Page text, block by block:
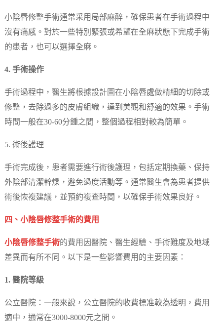
小陰唇修整手術通常采用局部麻醉，確保患者在手術過程中
沒有痛感。對於一些特別緊張或希望在全麻狀態下完成手術
的患者，也可以選擇全麻。
4. 手術操作
手術過程中，醫生將根據設計圖在小陰唇處做精細的切除或
修整，去除過多的皮膚組織，達到美觀和舒適的效果。手術
時間一般在30-60分鍾之間，整個過程相對較為簡單。
5. 術後護理
手術完成後，患者需要進行術後護理，包括定期換藥、保持
外陰部清潔幹燥，避免過度活動等。通常醫生會為患者提供
術後恢複建議，並預約複查時間，以確保手術效果良好。
四、小陰唇修整手術的費用
小陰唇修整手術的費用因醫院、醫生經驗、手術難度及地域
差異而有所不同。以下是一些影響費用的主要因素：
1. 醫院等級
公立醫院：一般來說，公立醫院的收費標准較為透明，費用
適中，通常在3000-8000元之間。